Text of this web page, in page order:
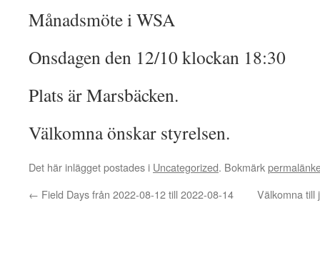
Månadsmöte i WSA
Onsdagen den 12/10 klockan 18:30
Plats är Marsbäcken.
Välkomna önskar styrelsen.
Det här inlägget postades i Uncategorized. Bokmärk
← Field Days från 2022-08-12 till 2022-08-14 Välkomna till